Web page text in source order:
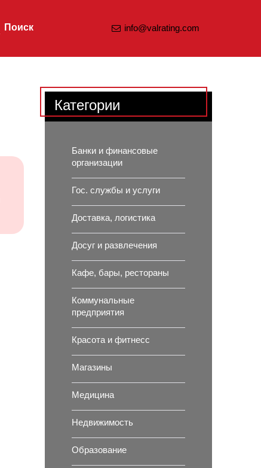
Поиск info@valrating.com
Категории
Банки и финансовые
организации
Гос. службы и услуги
Доставка, логистика
Досуг и развлечения
Кафе, бары, рестораны
Коммунальные
предприятия
Красота и фитнесс
Магазины
Медицина
Недвижимость
Образование